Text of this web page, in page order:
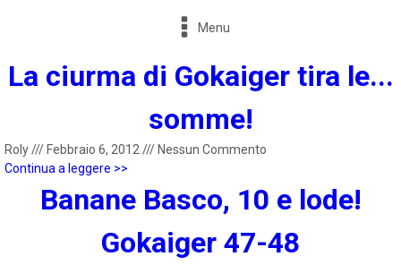
Menu
La ciurma di Gokaiger tira le...
somme!
Roly/// Febbraio 6, 2012 /// Nessun Commento
Continua a leggere >>
Banane Basco, 10 e lode!
Gokaiger 47-48